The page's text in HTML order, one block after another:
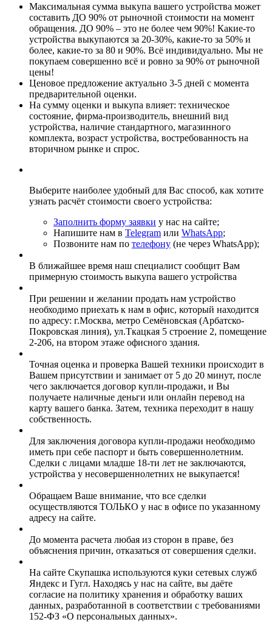
Максимальная сумма выкупа вашего устройства может
составить ДО 90% от рыночной стоимости на момент
обращения. ДО 90% – это не более чем 90%! Какие-то
устройства выкупаются за 20-30%, какие-то за 50% и
более, какие-то за 80 и 90%. Всё индивидуально. Мы не
покупаем совершенно всё и ровно за 90% от рыночной
цены!
Ценовое предложение актуально 3-5 дней с момента
предварительной оценки.
На сумму оценки и выкупа влияет: техническое
состояние, фирма-производитель, внешний вид
устройства, наличие стандартного, магазинного
комплекта, возраст устройства, востребованность на
вторичном рынке и спрос.
Выберите наиболее удобный для Вас способ, как хотите
узнать расчёт стоимости своего устройства:
Заполнить форму заявки у нас на сайте;
Напишите нам в Telegram или WhatsApp;
Позвоните нам по телефону (не через WhatsApp);
В ближайшее время наш специалист сообщит Вам
примерную стоимость выкупа вашего устройства
При решении и желании продать нам устройство
необходимо приехать к нам в офис, который находится
по адресу: г.Москва, метро Семёновская (Арбатско-
Покровская линия), ул.Ткацкая 5 строение 2, помещение
2-206, на втором этаже офисного здания.
Точная оценка и проверка Вашей техники происходит в
Вашем присутствии и занимает от 5 до 20 минут, после
чего заключается договор купли-продажи, и Вы
получаете наличные деньги или онлайн перевод на
карту вашего банка. Затем, техника переходит в нашу
собственность.
Для заключения договора купли-продажи необходимо
иметь при себе паспорт и быть совершеннолетним.
Сделки с лицами младше 18-ти лет не заключаются,
устройства у несовершеннолетних не выкупается!
Обращаем Ваше внимание, что все сделки
осуществляются ТОЛЬКО у нас в офисе по указанному
адресу на сайте.
До момента расчета любая из сторон в праве, без
объяснения причин, отказаться от совершения сделки.
На сайте Скупашка используются куки сетевых служб
Яндекс и Гугл. Находясь у нас на сайте, вы даёте
согласие на политику хранения и обработку ваших
данных, разработанной в соответствии с требованиями
152-ФЗ «О персональных данных».